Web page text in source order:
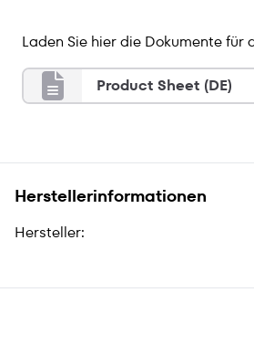
Laden Sie hier die Dokumente für
Product Sheet (DE)
Herstellerinformationen
Hersteller: